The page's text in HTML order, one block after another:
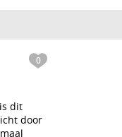
0
dit
door